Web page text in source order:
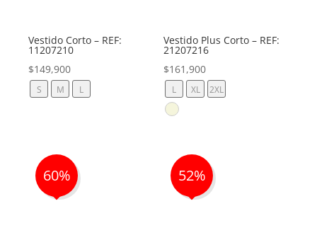
Vestido Corto – REF:
11207210
$149,900
S M L
Vestido Plus Corto – REF:
21207216
$161,900
L XL 2XL
60% 52%